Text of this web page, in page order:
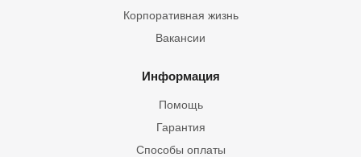
Корпоративная жизнь
Вакансии
Информация
Помощь
Гарантия
Способы оплаты